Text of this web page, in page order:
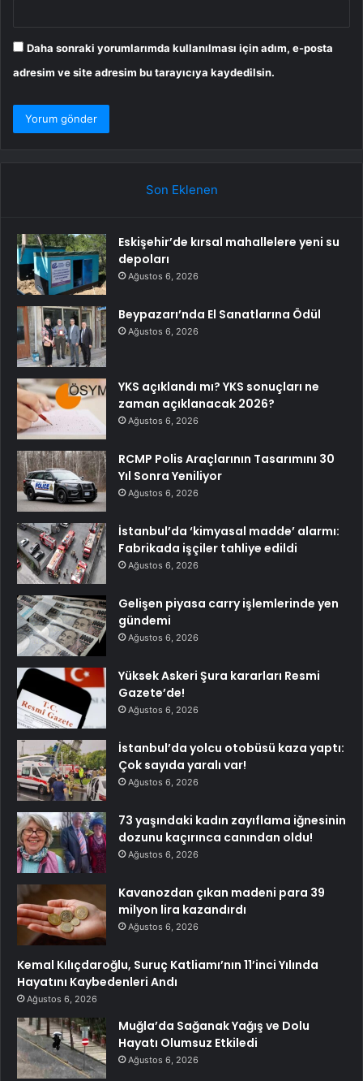
Daha sonraki yorumlarımda kullanılması için adım, e-posta
adresim ve site adresim bu tarayıcıya kaydedilsin.
Son Eklenen
Eskişehir’de kırsal mahallelere yeni su
depoları
Ağustos 6, 2026
Beypazarı’nda El Sanatlarına Ödül
Ağustos 6, 2026
YKS açıklandı mı? YKS sonuçları ne
zaman açıklanacak 2026?
Ağustos 6, 2026
RCMP Polis Araçlarının Tasarımını 30
Yıl Sonra Yeniliyor
Ağustos 6, 2026
İstanbul’da ‘kimyasal madde’ alarmı:
Fabrikada işçiler tahliye edildi
Ağustos 6, 2026
Gelişen piyasa carry işlemlerinde yen
gündemi
Ağustos 6, 2026
Yüksek Askeri Şura kararları Resmi
Gazete’de!
Ağustos 6, 2026
İstanbul’da yolcu otobüsü kaza yaptı:
Çok sayıda yaralı var!
Ağustos 6, 2026
73 yaşındaki kadın zayıflama iğnesinin
dozunu kaçırınca canından oldu!
Ağustos 6, 2026
Kavanozdan çıkan madeni para 39
milyon lira kazandırdı
Ağustos 6, 2026
Kemal Kılıçdaroğlu, Suruç Katliamı’nın 11’inci Yılında
Hayatını Kaybedenleri Andı
Ağustos 6, 2026
Muğla’da Sağanak Yağış ve Dolu
Hayatı Olumsuz Etkiledi
Ağustos 6, 2026